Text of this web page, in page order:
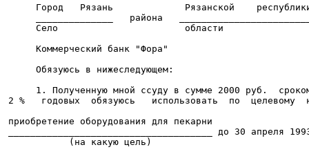
Город   Рязань             Рязанской
______________   района
      Село                       области
      Коммерческий банк "Фора"
      Обязуюсь в нижеследующем:
1. Полученную мной ссуду в сумме 2000 руб.
2 %   годовых  обязуюсь   использовать  по  целевому
приобретение оборудования для пекарни
_____________________________________ до 30 апреля
            (на какую цель)